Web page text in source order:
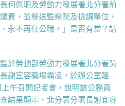
何佩珊及勞動力發展署北分署前
責，並移送監察院及檢調單位，
永不再任公職。」是否有當？請
於勞動部勞動力發展署北分署吳
謝宜容職場霸凌，於辦公室輕
午召開記者會，說明該公務員
結果顯示，北分署分署長謝宜容